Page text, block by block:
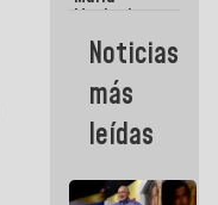
Machado:
¿Quién le
puede creer?
¿Y la gente
que ella iba
a salvar en
La Guaira?
Noticias
más
leídas